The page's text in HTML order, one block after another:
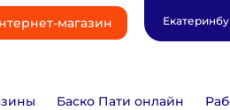
магазин
Баско Пати онлайн